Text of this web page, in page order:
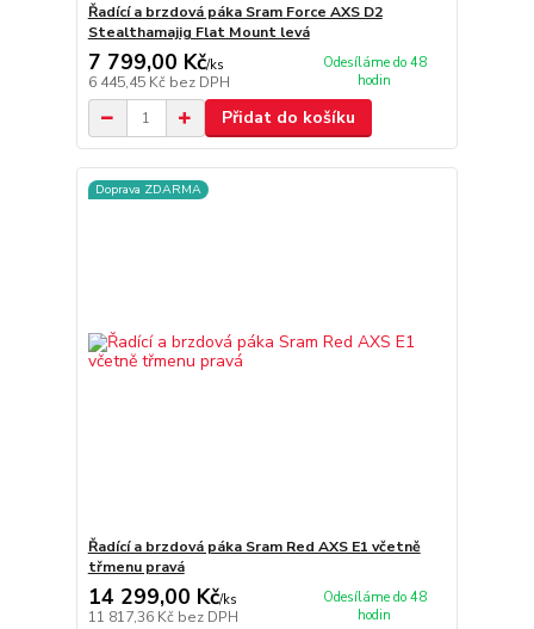
Řadící a brzdová páka Sram Force AXS D2
Stealthamajig Flat Mount levá
7 799,00 Kč/ks
6 445,45 Kč bez DPH
Odesíláme do 48
hodin
Přidat do košíku
Doprava ZDARMA
Řadící a brzdová páka Sram Red AXS E1 včetně
třmenu pravá
14 299,00 Kč/ks
11 817,36 Kč bez DPH
Odesíláme do 48
hodin